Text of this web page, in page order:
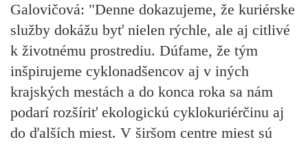
Galovičová: "Denne dokazujeme, že kuriérske
služby dokážu byť nielen rýchle, ale aj citlivé
k životnému prostrediu. Dúfame, že tým
inšpirujeme cyklonadšencov aj v iných
krajských mestách a do konca roka sa nám
podarí rozšíriť ekologickú cyklokuriérčinu aj
do ďalších miest. V širšom centre miest sú